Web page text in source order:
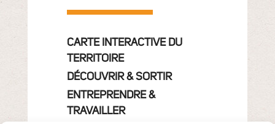
CARTE INTERACTIVE DU
TERRITOIRE
DÉCOUVRIR & SORTIR
ENTREPRENDRE &
TRAVAILLER